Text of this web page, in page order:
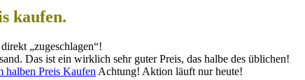
kaufen.
„zugeschlagen“!
Das ist ein wirklich sehr guter Preis, das halbe des üblichen!
halben Preis Kaufen Achtung! Aktion läuft nur heute!